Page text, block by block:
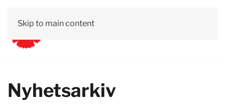
Skip to main content
Vår lokala politik
Nyhetsarkiv